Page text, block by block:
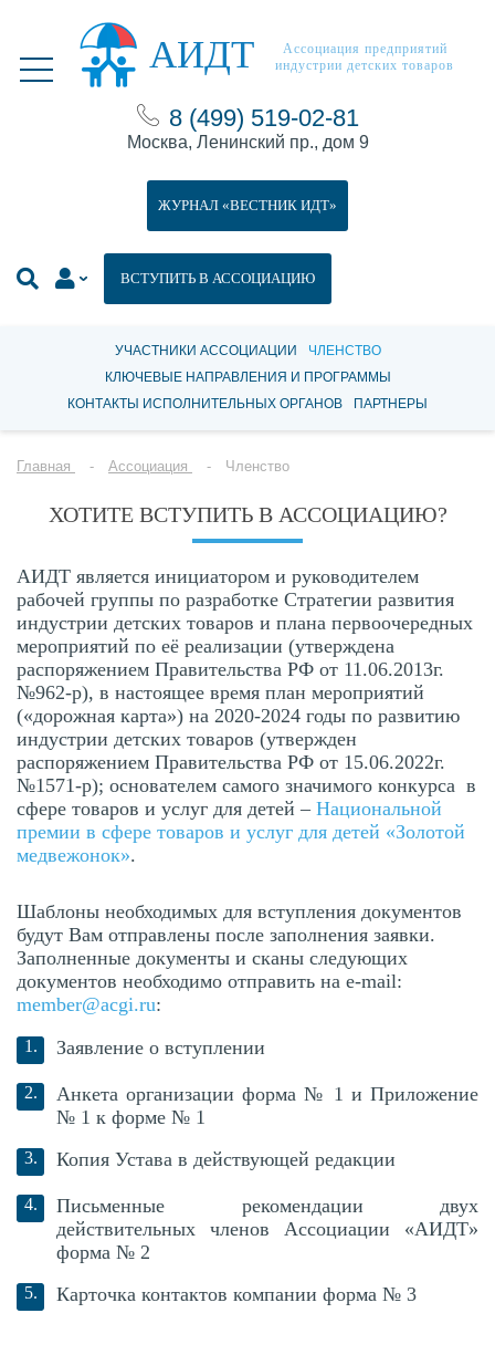
АИДТ
Ассоциация предприятий
индустрии детских товаров
8 (499) 519-02-81
Москва, Ленинский пр., дом 9
ВСТУПИТЬ В АССОЦИАЦИЮ
ЖУРНАЛ «ВЕСТНИК ИДТ»
УЧАСТНИКИ АССОЦИАЦИИ
ЧЛЕНСТВО
КЛЮЧЕВЫЕ НАПРАВЛЕНИЯ И ПРОГРАММЫ
КОНТАКТЫ ИСПОЛНИТЕЛЬНЫХ ОРГАНОВ
ПАРТНЕРЫ
Главная Ассоциация Членство
ХОТИТЕ ВСТУПИТЬ В АССОЦИАЦИЮ?
АИДТ является инициатором и руководителем
рабочей группы по разработке Стратегии развития
индустрии детских товаров и плана первоочередных
мероприятий по её реализации (утверждена
распоряжением Правительства РФ от 11.06.2013г.
№962-р), в настоящее время план мероприятий
(«дорожная карта») на 2020-2024 годы по развитию
индустрии детских товаров (утвержден
распоряжением Правительства РФ от 15.06.2022г.
№1571-р); основателем самого значимого конкурса в
сфере товаров и услуг для детей – Национальной
премии в сфере товаров и услуг для детей «Золотой
медвежонок».
Шаблоны необходимых для вступления документов
будут Вам отправлены после заполнения заявки.
Заполненные документы и сканы следующих
документов необходимо отправить на e-mail:
member@acgi.ru:
Заявление о вступлении
Анкета организации форма № 1 и Приложение
№ 1 к форме № 1
Копия Устава в действующей редакции
Письменные рекомендации двух
действительных членов Ассоциации «АИДТ»
форма № 2
Карточка контактов компании форма № 3